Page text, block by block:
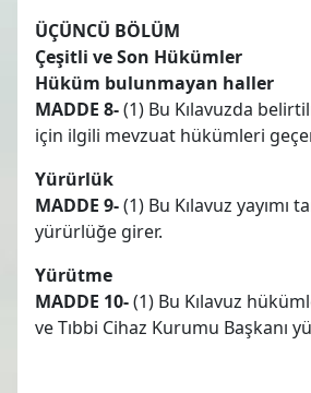
ÜÇÜNCÜ BÖLÜM
Çeşitli ve Son Hükümler
Hüküm bulunmayan haller
MADDE 8-(1) Bu Kılavuzda
için ilgili mevzuat hükümleri
Yürürlük
MADDE 9-(1) Bu Kılavuz yayımı
yürürlüğe girer.
Yürütme
MADDE 10-(1) Bu Kılavuz
ve Tıbbi Cihaz Kurumu Başkanı